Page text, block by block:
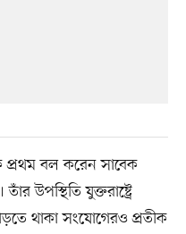
প্রথম বল করেন সাবেক
উপস্থিতি যুক্তরাষ্ট্রে
থাকা সংযোগেরও প্রতীক